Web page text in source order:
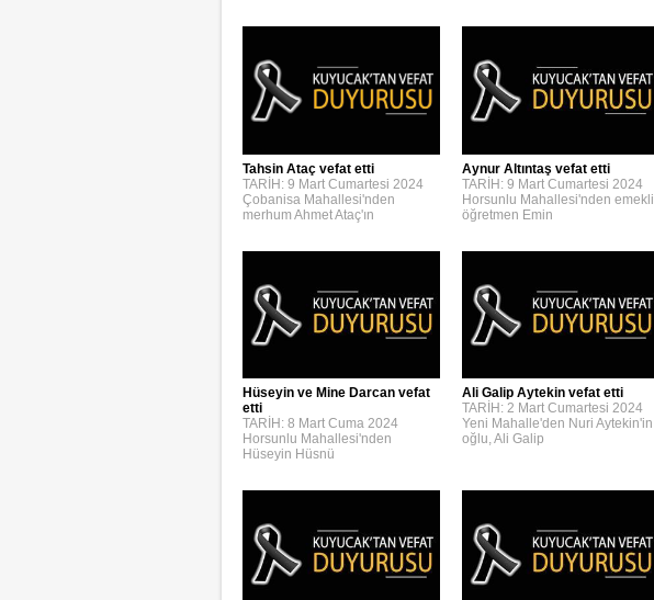
Tahsin Ataç vefat etti
TARİH: 9 Mart Cumartesi 2024
Çobanisa Mahallesi'nden
merhum Ahmet Ataç'ın
Aynur Altıntaş vefat etti
TARİH: 9 Mart Cumartesi 2024
Horsunlu Mahallesi'nden emekli
öğretmen Emin
Hüseyin ve Mine Darcan vefat
etti
TARİH: 8 Mart Cuma 2024
Horsunlu Mahallesi'nden
Hüseyin Hüsnü
Ali Galip Aytekin vefat etti
TARİH: 2 Mart Cumartesi 2024
Yeni Mahalle'den Nuri Aytekin'in
oğlu, Ali Galip